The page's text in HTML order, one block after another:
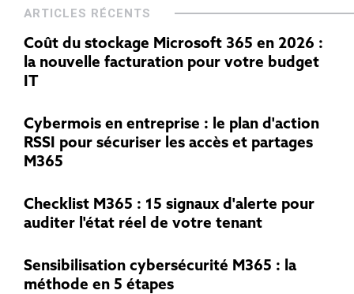
ARTICLES RÉCENTS
Coût du stockage Microsoft 365 en 2026 :
la nouvelle facturation pour votre budget
IT
Cybermois en entreprise : le plan d'action
RSSI pour sécuriser les accès et partages
M365
Checklist M365 : 15 signaux d'alerte pour
auditer l'état réel de votre tenant
Sensibilisation cybersécurité M365 : la
méthode en 5 étapes